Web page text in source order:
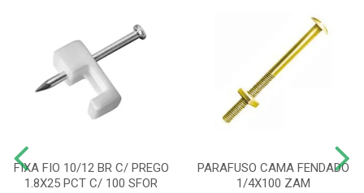
FIXA FIO 10/12 BR C/ PREGO
1.8X25 PCT C/ 100 SFOR
PARAFUSO CAMA FENDADO
1/4X100 ZAM